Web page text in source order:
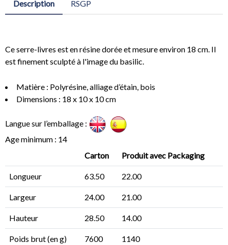
Description RSGP
Ce serre-livres est en résine dorée et mesure environ 18 cm. Il
est finement sculpté à l'image du basilic.
Matière : Polyrésine, alliage d’étain, bois
Dimensions : 18 x 10 x 10 cm
Langue sur l’emballage :
Age minimum : 14
Carton
Produit avec Packaging
Longueur 63.50 22.00
Largeur 24.00 21.00
Hauteur 28.50 14.00
Poids brut (en g) 7600 1140